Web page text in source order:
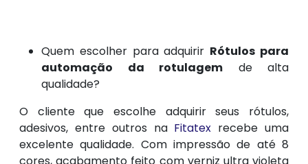
Quem escolher para adquirir Rótulos para
automação da rotulagem de alta
qualidade?
O cliente que escolhe adquirir seus rótulos,
adesivos, entre outros na Fitatex recebe uma
excelente qualidade. Com impressão de até 8